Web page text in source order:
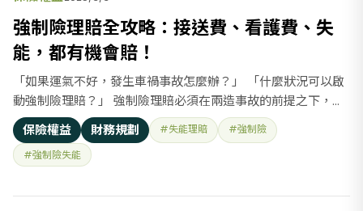
強制險理賠全攻略：接送費、看護費、失
能，都有機會賠！
「如果運氣不好，發生車禍事故怎麼辦？」 「什麼狀況可以啟
動強制險理賠？」 強制險理賠必須在兩造事故的前提之下，譬
如說車撞人、車撞車的情況下，理賠車主以外第三人，如果車
主自行開車撞牆、安全島、騎車撞到狗摔車，都是屬於單一事
故，不在強制險的理賠範圍內，建議駕駛人要投保個人意外險
保險權益 財務規劃 #失能理賠
#強制險
#強制險失能